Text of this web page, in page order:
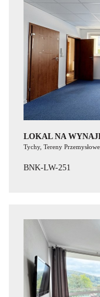
LOKAL NA
Tychy, Tereny Przemysłowe
BNK-LW-251